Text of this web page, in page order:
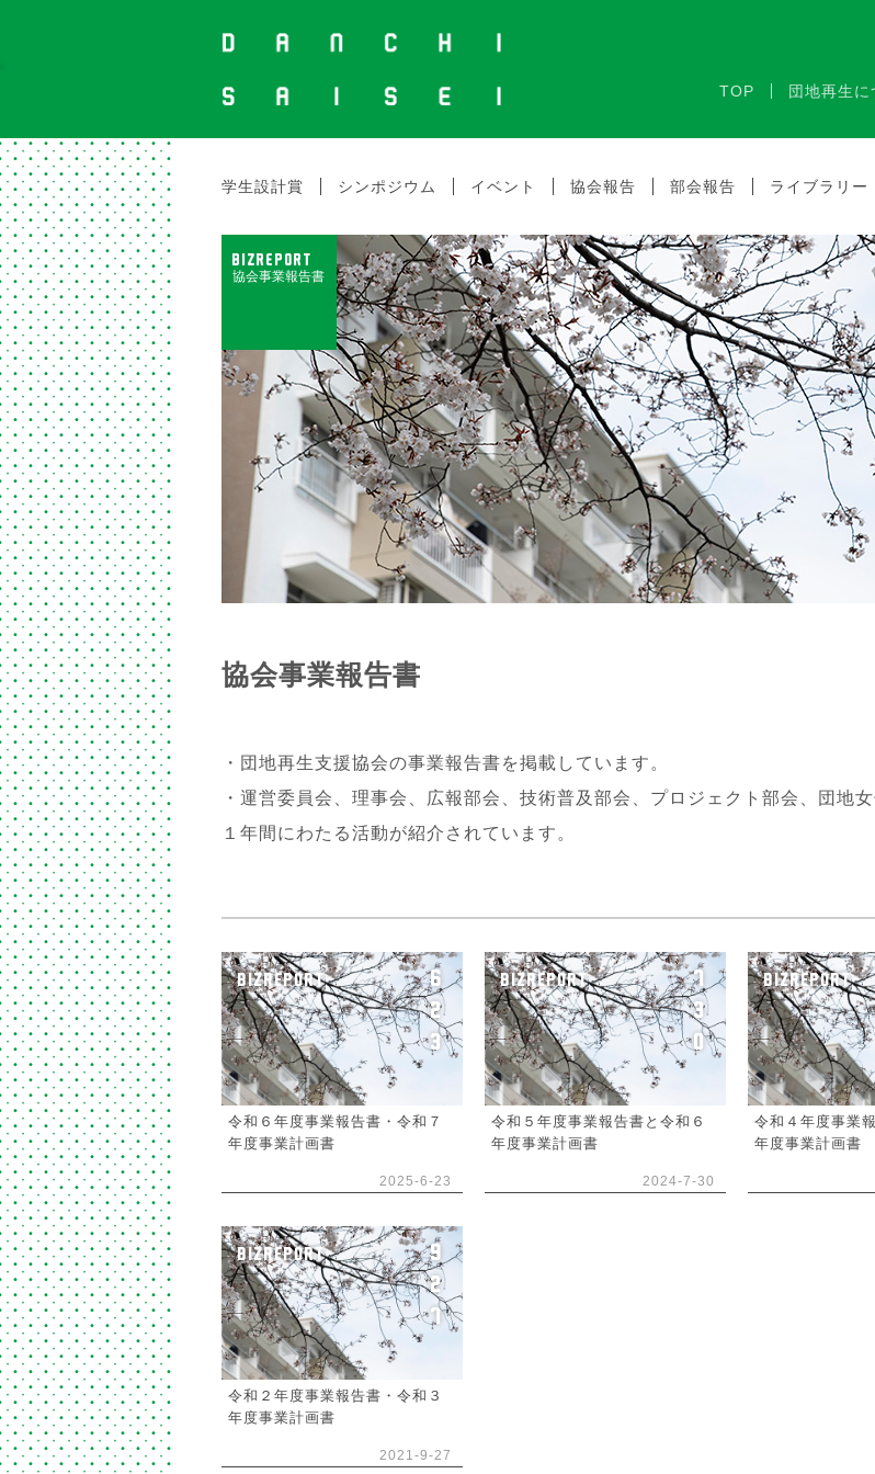
TOP 団地再生に
学生設計賞 シンポジウム イベント 協会報告 部会報告 ライブラリー
BIZREPORT
協会事業報告書
協会事業報告書
・団地再生支援協会の事業報告書を掲載しています。
・運営委員会、理事会、広報部会、技術普及部会、プロジェクト部会、団地
１年間にわたる活動が紹介されています。
BIZREPORT
6
2
3
令和６年度事業報告書・令和７
年度事業計画書
2025-6-23
BIZREPORT
7
3
0
令和５年度事業報告書と令和６
年度事業計画書
2024-7-30
BIZREPORT
令和４年度事業
年度事業計画書
BIZREPORT
9
2
7
令和２年度事業報告書・令和３
年度事業計画書
2021-9-27